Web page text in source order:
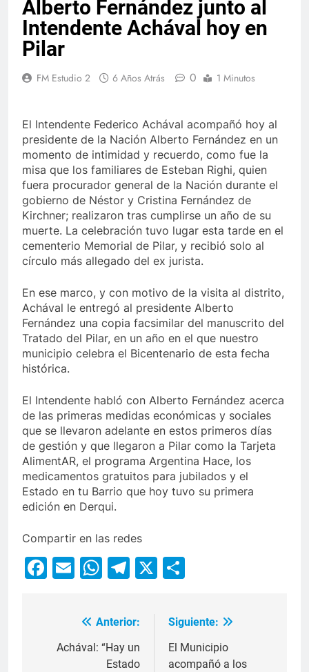
Alberto Fernández junto al
Intendente Achával hoy en
Pilar
FM Estudio 2 6 Años Atrás 0 1 Minutos
El Intendente Federico Achával acompañó hoy al
presidente de la Nación Alberto Fernández en un
momento de intimidad y recuerdo, como fue la
misa que los familiares de Esteban Righi, quien
fuera procurador general de la Nación durante el
gobierno de Néstor y Cristina Fernández de
Kirchner; realizaron tras cumplirse un año de su
muerte. La celebración tuvo lugar esta tarde en el
cementerio Memorial de Pilar, y recibió solo al
círculo más allegado del ex jurista.
En ese marco, y con motivo de la visita al distrito,
Achával le entregó al presidente Alberto
Fernández una copia facsimilar del manuscrito del
Tratado del Pilar, en un año en el que nuestro
municipio celebra el Bicentenario de esta fecha
histórica.
El Intendente habló con Alberto Fernández acerca
de las primeras medidas económicas y sociales
que se llevaron adelante en estos primeros días
de gestión y que llegaron a Pilar como la Tarjeta
AlimentAR, el programa Argentina Hace, los
medicamentos gratuitos para jubilados y el
Estado en tu Barrio que hoy tuvo su primera
edición en Derqui.
Compartir en las redes
Facebook
EmailWhatsApp
Telegram
X
Anterior:
Achával: “Hay un
Estado
Siguiente:
El Municipio
acompañó a los